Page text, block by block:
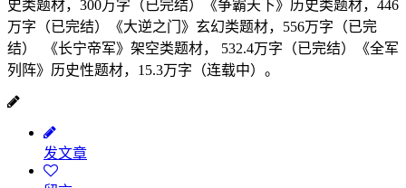
史类题材，300万字（已完结）《争霸天下》历史类题材，446
万字（已完结）《大逆之门》玄幻类题材，556万字（已完
结） 《长宁帝军》架空类题材， 532.4万字（已完结）《全军
列阵》历史性题材，15.3万字（连载中）。
发文章